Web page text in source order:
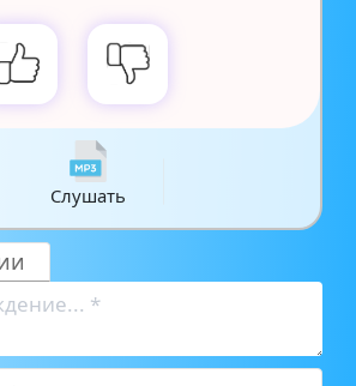
Слушать